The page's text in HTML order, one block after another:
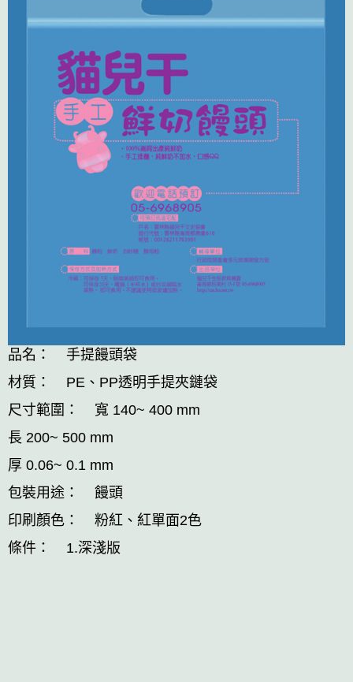
品名： 手提饅頭袋
材質： PE、PP透明手提夾鏈袋
尺寸範圍： 寬 140~ 400 mm
長 200~ 500 mm
厚 0.06~ 0.1 mm
包裝用途： 饅頭
印刷顏色： 粉紅、紅單面2色
條件： 1.深淺版